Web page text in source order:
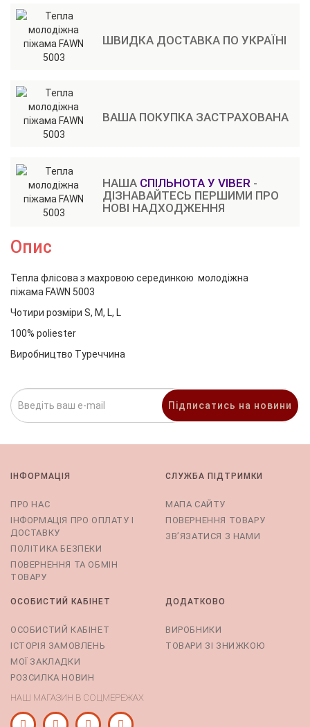
ШВИДКА ДОСТАВКА ПО УКРАЇНІ
ВАША ПОКУПКА ЗАСТРАХОВАНА
НАША СПІЛЬНОТА У VIBER -
ДІЗНАВАЙТЕСЬ ПЕРШИМИ ПРО
НОВІ НАДХОДЖЕННЯ
Опис
Тепла флісова з махровою серединкою молодіжна
піжама FAWN 5003
Чотири розміри S, M, L, L
100% poliester
Виробництво Туреччина
Підписатись на новини
ІНФОРМАЦІЯ
ПРО НАС
ІНФОРМАЦІЯ ПРО ОПЛАТУ І
ДОСТАВКУ
ПОЛІТИКА БЕЗПЕКИ
ПОВЕРНЕННЯ ТА ОБМІН
ТОВАРУ
СЛУЖБА ПІДТРИМКИ
МАПА САЙТУ
ПОВЕРНЕННЯ ТОВАРУ
ЗВ’ЯЗАТИСЯ З НАМИ
ОСОБИСТИЙ КАБІНЕТ
ОСОБИСТИЙ КАБІНЕТ
ІСТОРІЯ ЗАМОВЛЕНЬ
МОЇ ЗАКЛАДКИ
РОЗСИЛКА НОВИН
ДОДАТКОВО
ВИРОБНИКИ
ТОВАРИ ЗІ ЗНИЖКОЮ
НАШ МАГАЗИН В СОЦМЕРЕЖАХ